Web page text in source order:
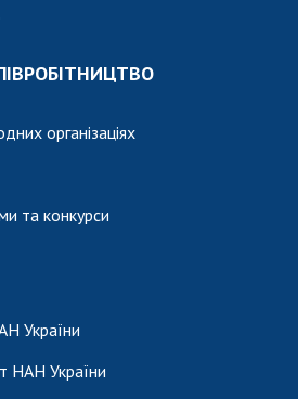
організаціях
та конкурси
України
НАН України